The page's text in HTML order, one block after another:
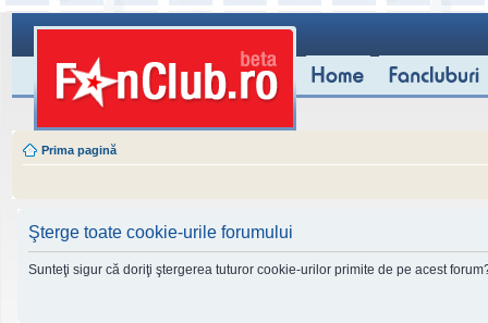
Prima pagină
Şterge toate cookie-urile forumului
Sunteţi sigur că doriţi ştergerea tuturor cookie-urilor primite de pe acest